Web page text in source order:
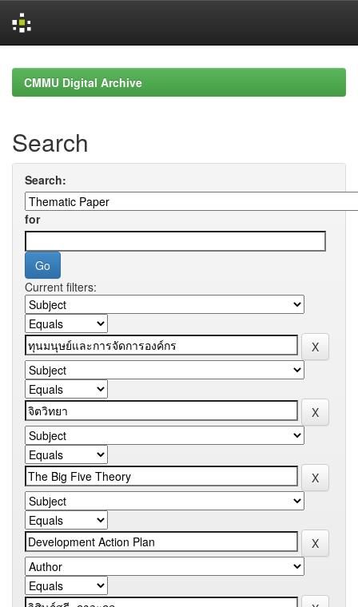
navigationCMMU Digital Archive
Search
Search:
for
Current filters: